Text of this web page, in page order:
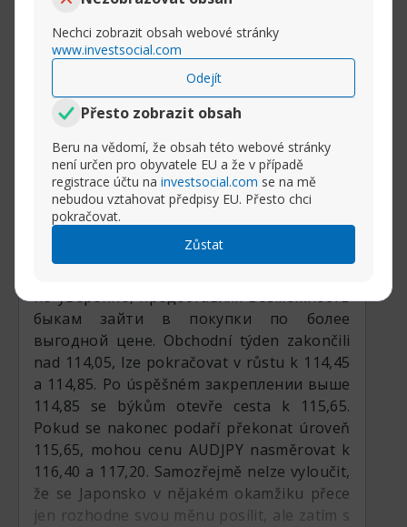
Nechci zobrazit obsah webové stránky
www.investsocial.com
Odejít
Přesto zobrazit obsah
Beru na vědomí, že obsah této webové stránky
není určen pro obyvatele EU a že v případě
registrace účtu na investsocial.com se na mě
nebudou vztahovat předpisy EU. Přesto chci
pokračovat.
Zůstat
svého předchozího flatu na úrovni 111,22.
Rozbalit příspěvek
týden Před Aud/jpy
qschneider
Senior člen
Ve měnovém páru AUDJPY kupující dál
но уверенно, предоставляя возможность
быкам зайти в покупки по более
выгодной цене. Obchodní týden zakončili
nad 114,05, lze pokračovat v růstu k 114,45
a 114,85. Po úspěšném закреплении выше
114,85 se býkům otevře cesta k 115,65.
Pokud se nakonec podaří překonat úroveň
115,65, mohou cenu AUDJPY nasměrovat k
116,40 a 117,20. Samozřejmě nelze vyloučit,
že se Japonsko v nějakém okamžiku přece
jen rozhodne svou měnu posílit, ale zatím s